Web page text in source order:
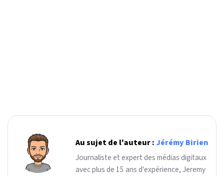
Au sujet de l'auteur : Jérémy Birien
Journaliste et expert des médias digitaux
avec plus de 15 ans d'expérience, Jeremy